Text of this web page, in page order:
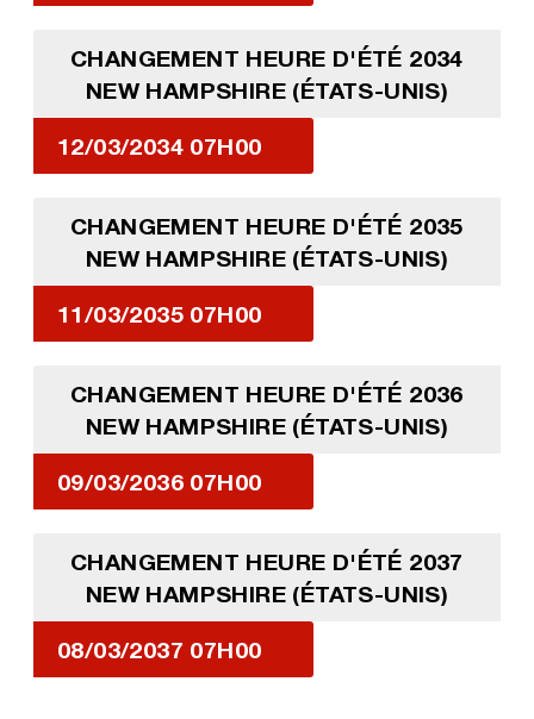
CHANGEMENT HEURE D'ÉTÉ 2034
NEW HAMPSHIRE (ÉTATS-UNIS)
12/03/2034 07H00
CHANGEMENT HEURE D'ÉTÉ 2035
NEW HAMPSHIRE (ÉTATS-UNIS)
11/03/2035 07H00
CHANGEMENT HEURE D'ÉTÉ 2036
NEW HAMPSHIRE (ÉTATS-UNIS)
09/03/2036 07H00
CHANGEMENT HEURE D'ÉTÉ 2037
NEW HAMPSHIRE (ÉTATS-UNIS)
08/03/2037 07H00